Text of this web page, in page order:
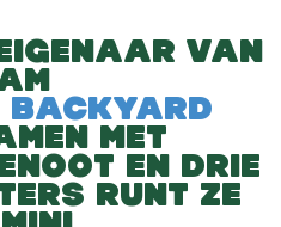
VAN
BACKYARD
MET
EN DRIE
RUNT ZE